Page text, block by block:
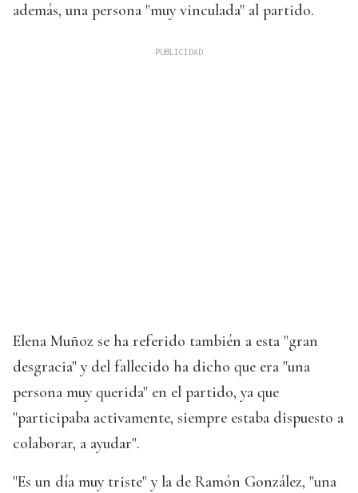
además, una persona "muy vinculada" al partido.
Elena Muñoz se ha referido también a esta "gran
desgracia" y del fallecido ha dicho que era "una
persona muy querida" en el partido, ya que
"participaba activamente, siempre estaba dispuesto a
colaborar, a ayudar".
"Es un día muy triste" y la de Ramón González, "una